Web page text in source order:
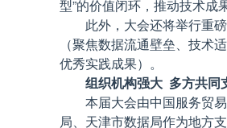
型”的价值闭环，推动技术成
此外，大会还将举行重
（聚焦数据流通壁垒、技术
优秀实践成果）。
组织机构强大 多方共同
本届大会由中国服务贸
局、天津市数据局作为地方